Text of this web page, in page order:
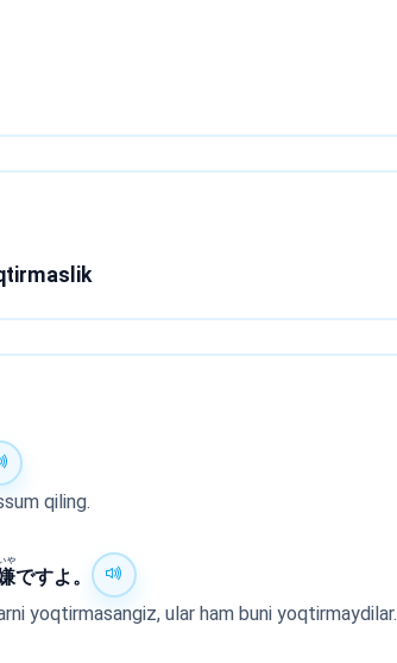
qiling.
や
ですよ。
yoqtirmasangiz, ular ham buni yoqtirmaydilar.